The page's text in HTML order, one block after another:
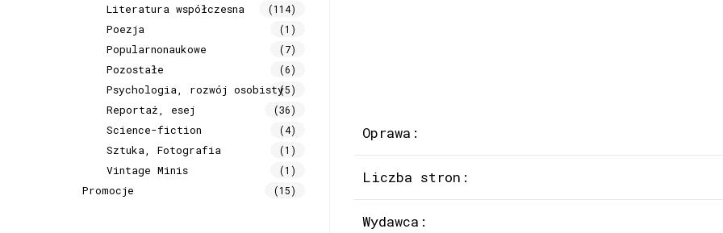
Oprawa:
Liczba stron:
Wydawca:
Literatura współczesna (114)
Poezja (1)
Popularnonaukowe (7)
Pozostałe (6)
Psychologia, rozwój osobisty(5)
Reportaż, esej (36)
Science-fiction (4)
Sztuka, Fotografia (1)
Vintage Minis (1)
Promocje (15)